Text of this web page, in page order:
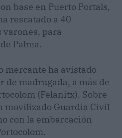
base en Puerto Portals,
rescatado a 40
varones, para
Palma.
mercante ha avistado
de madrugada, a más de
(Felanitx). Sobre
movilizado Guardia Civil
con la embarcación